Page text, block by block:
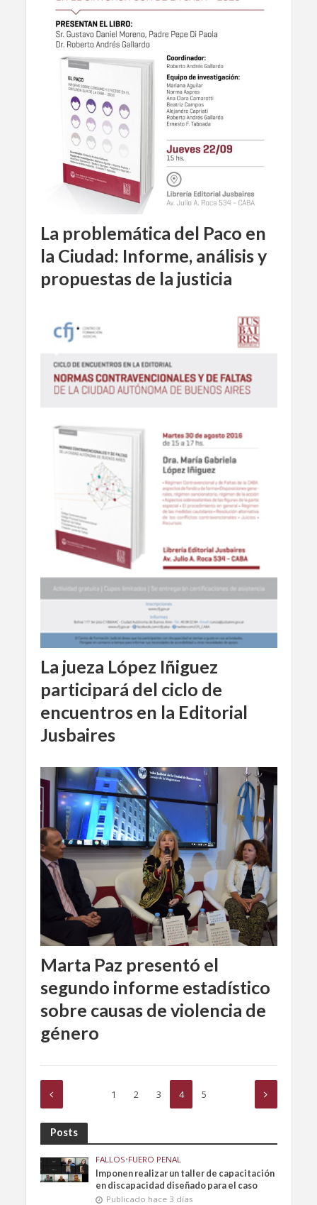
La problemática del Paco en
la Ciudad: Informe, análisis y
propuestas de la justicia
La jueza López Iñiguez
participará del ciclo de
encuentros en la Editorial
Jusbaires
Marta Paz presentó el
segundo informe estadístico
sobre causas de violencia de
género
1 2 3 4 5
Posts
FALLOS•FUERO PENAL
Imponen realizar un taller de capacitación
en discapacidad diseñado para el caso
Publicado hace 3 días